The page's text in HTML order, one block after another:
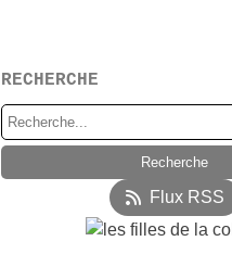
RECHERCHE
Flux RSS